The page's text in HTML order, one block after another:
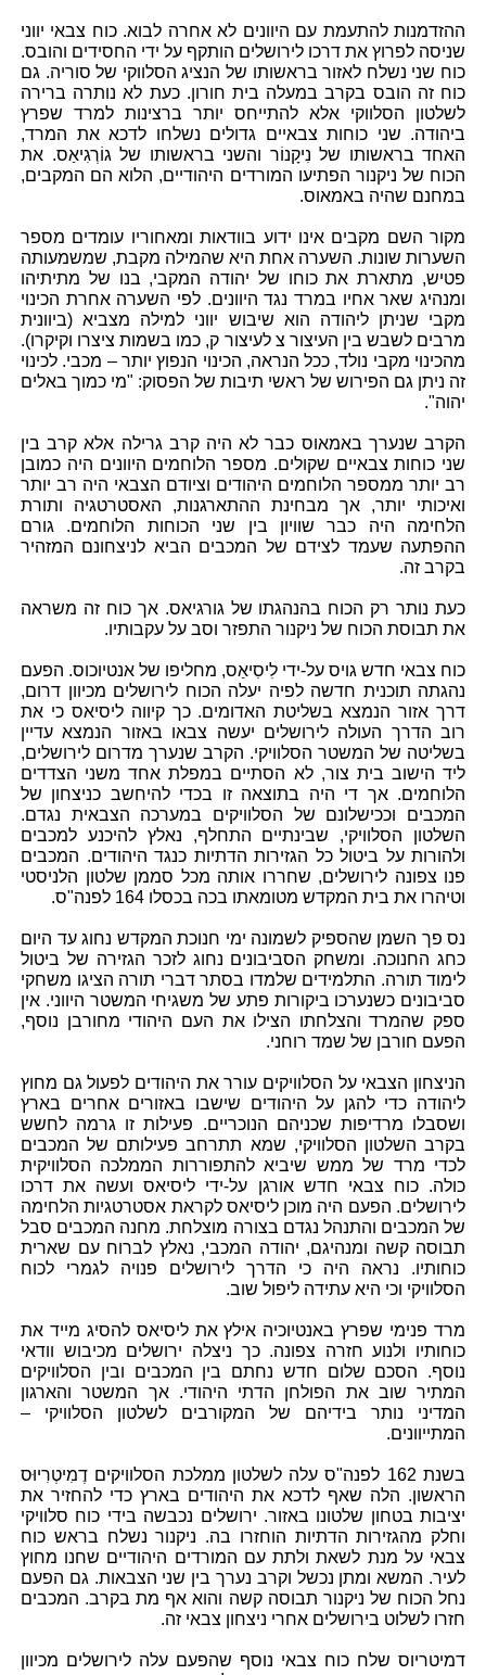
ההזדמנות להתעמת עם היוונים לא אחרה לבוא. כוח צבאי יווני
שניסה לפרוץ את דרכו לירושלים הותקף על ידי החסידים והובס.
כוח שני נשלח לאזור בראשותו של הנציג הסלווקי של סוריה. גם
כוח זה הובס בקרב במעלה בית חורון. כעת לא נותרה ברירה
לשלטון הסלווקי אלא להתייחס יותר ברצינות למרד שפרץ
ביהודה. שני כוחות צבאיים גדולים נשלחו לדכא את המרד,
האחד בראשותו של נִיקָנוֹר והשני בראשותו של גוֹרְגִיאַס. את
הכוח של ניקנור הפתיעו המורדים היהודיים, הלוא הם המקבים,
במחנם שהיה באמאוס.
מקור השם מקבים אינו ידוע בוודאות ומאחוריו עומדים מספר
השערות שונות. השערה אחת היא שהמילה מקבת, שמשמעותה
פטיש, מתארת את כוחו של יהודה המקבי, בנו של מתיתיהו
ומנהיג שאר אחיו במרד נגד היוונים. לפי השערה אחרת הכינוי
מקבי שניתן ליהודה הוא שיבוש יווני למילה מצביא (ביוונית
מרבים לשבש בין העיצור צ לעיצור ק, כמו בשמות ציצרו וקיקרו).
מהכינוי מקבי נולד, ככל הנראה, הכינוי הנפוץ יותר – מכבי. לכינוי
זה ניתן גם הפירוש של ראשי תיבות של הפסוק: "מי כמוך באלים
יהוה".
הקרב שנערך באמאוס כבר לא היה קרב גרילה אלא קרב בין
שני כוחות צבאיים שקולים. מספר הלוחמים היוונים היה כמובן
רב יותר ממספר הלוחמים היהודים וציודם הצבאי היה רב יותר
ואיכותי יותר, אך מבחינת ההתארגנות, האסטרטגיה ותורת
הלחימה היה כבר שוויון בין שני הכוחות הלוחמים. גורם
ההפתעה שעמד לצידם של המכבים הביא לניצחונם המזהיר
בקרב זה.
כעת נותר רק הכוח בהנהגתו של גורגיאס. אך כוח זה משראה
את תבוסת הכוח של ניקנור התפזר וסב על עקבותיו.
כוח צבאי חדש גויס על-ידי לִיסִיאַס, מחליפו של אנטיוכוס. הפעם
נהגתה תוכנית חדשה לפיה יעלה הכוח לירושלים מכיוון דרום,
דרך אזור הנמצא בשליטת האדומים. כך קיווה ליסיאס כי את
רוב הדרך העולה לירושלים יעשה צבאו באזור הנמצא עדיין
בשליטה של המשטר הסלוויקי. הקרב שנערך מדרום לירושלים,
ליד הישוב בית צור, לא הסתיים במפלת אחד משני הצדדים
הלוחמים. אך די היה בתוצאה זו בכדי להיחשב כניצחון של
המכבים וככישלונם של הסלוויקים במערכה הצבאית נגדם.
השלטון הסלוויקי, שבינתיים התחלף, נאלץ להיכנע למכבים
ולהורות על ביטול כל הגזירות הדתיות כנגד היהודים. המכבים
פנו צפונה לירושלים, שחררו אותה מכל סממן שלטון הלניסטי
וטיהרו את בית המקדש מטומאתו בכה בכסלו 164 לפנה"ס.
נס פך השמן שהספיק לשמונה ימי חנוכת המקדש נחוג עד היום
כחג החנוכה. ומשחק הסביבונים נחוג לזכר הגזירה של ביטול
לימוד תורה. התלמידים שלמדו בסתר דברי תורה הציגו משחקי
סביבונים כשנערכו ביקורות פתע של משגיחי המשטר היווני. אין
ספק שהמרד והצלחתו הצילו את העם היהודי מחורבן נוסף,
הפעם חורבן של שמד רוחני.
הניצחון הצבאי על הסלוויקים עורר את היהודים לפעול גם מחוץ
ליהודה כדי להגן על היהודים שישבו באזורים אחרים בארץ
ושסבלו מרדיפות שכניהם הנוכריים. פעילות זו גרמה לחשש
בקרב השלטון הסלוויקי, שמא תתרחב פעילותם של המכבים
לכדי מרד של ממש שיביא להתפוררות הממלכה הסלוויקית
כולה. כוח צבאי חדש אורגן על-ידי ליסיאס ועשה את דרכו
לירושלים. הפעם היה מוכן ליסיאס לקראת אסטרטגיות הלחימה
של המכבים והתנהל נגדם בצורה מוצלחת. מחנה המכבים סבל
תבוסה קשה ומנהיגם, יהודה המכבי, נאלץ לברוח עם שארית
כוחותיו. נראה היה כי הדרך לירושלים פנויה לגמרי לכוח
הסלוויקי וכי היא עתידה ליפול שוב.
מרד פנימי שפרץ באנטיוכיה אילץ את ליסיאס להסיג מייד את
כוחותיו ולנוע חזרה צפונה. כך ניצלה ירושלים מכיבוש וודאי
נוסף. הסכם שלום חדש נחתם בין המכבים ובין הסלוויקים
המתיר שוב את הפולחן הדתי היהודי. אך המשטר והארגון
המדיני נותר בידיהם של המקורבים לשלטון הסלוויקי –
המתייוונים.
בשנת 162 לפנה"ס עלה לשלטון ממלכת הסלוויקים דֶמִיטְרִיוּס
הראשון. הלה שאף לדכא את היהודים בארץ כדי להחזיר את
יציבות בטחון שלטונו באזור. ירושלים נכבשה בידי כוח סלוויקי
וחלק מהגזירות הדתיות הוחזרו בה. ניקנור נשלח בראש כוח
צבאי על מנת לשאת ולתת עם המורדים היהודיים שחנו מחוץ
לעיר. המשא ומתן נכשל וקרב נערך בין שני הצבאות. גם הפעם
נחל הכוח של ניקנור תבוסה קשה והוא אף מת בקרב. המכבים
חזרו לשלוט בירושלים אחרי ניצחון צבאי זה.
דמיטריוס שלח כוח צבאי נוסף שהפעם עלה לירושלים מכיוון